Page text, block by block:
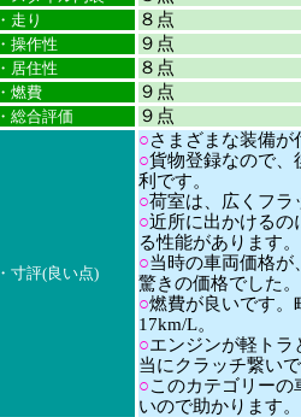
・走り ８点
・操作性 ９点
・居住性 ８点
・燃費 ９点
・総合評価 ９点
・寸評(良い点)
○さまざまな装備
○貨物登録なので、
利です。
○荷室は、広くフラ
○近所に出かけるの
る性能があります。
○当時の車両価格が
驚きの価格でした。
○燃費が良いです。
17km/L。
○エンジンが軽トラ
当にクラッチ繋い
○このカテゴリー
いので助かります。